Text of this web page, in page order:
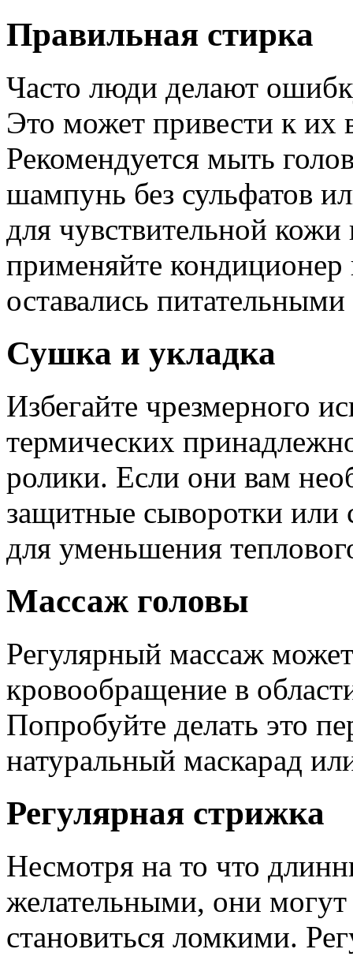
Правильная стирка
Часто люди делают
Это может привести к
Рекомендуется мыть
шампунь без сульфатов
для чувствительной
применяйте
оставались
Сушка и укладка
Избегайте чрезмерного
термических
ролики. Если они вам
защитные сыворотки или
для уменьшения
Массаж головы
Регулярный массаж
кровообращение в
Попробуйте делать это
натуральный маскарад
Регулярная стрижка
Несмотря на то что
желательными, они могут
становиться ломкими.